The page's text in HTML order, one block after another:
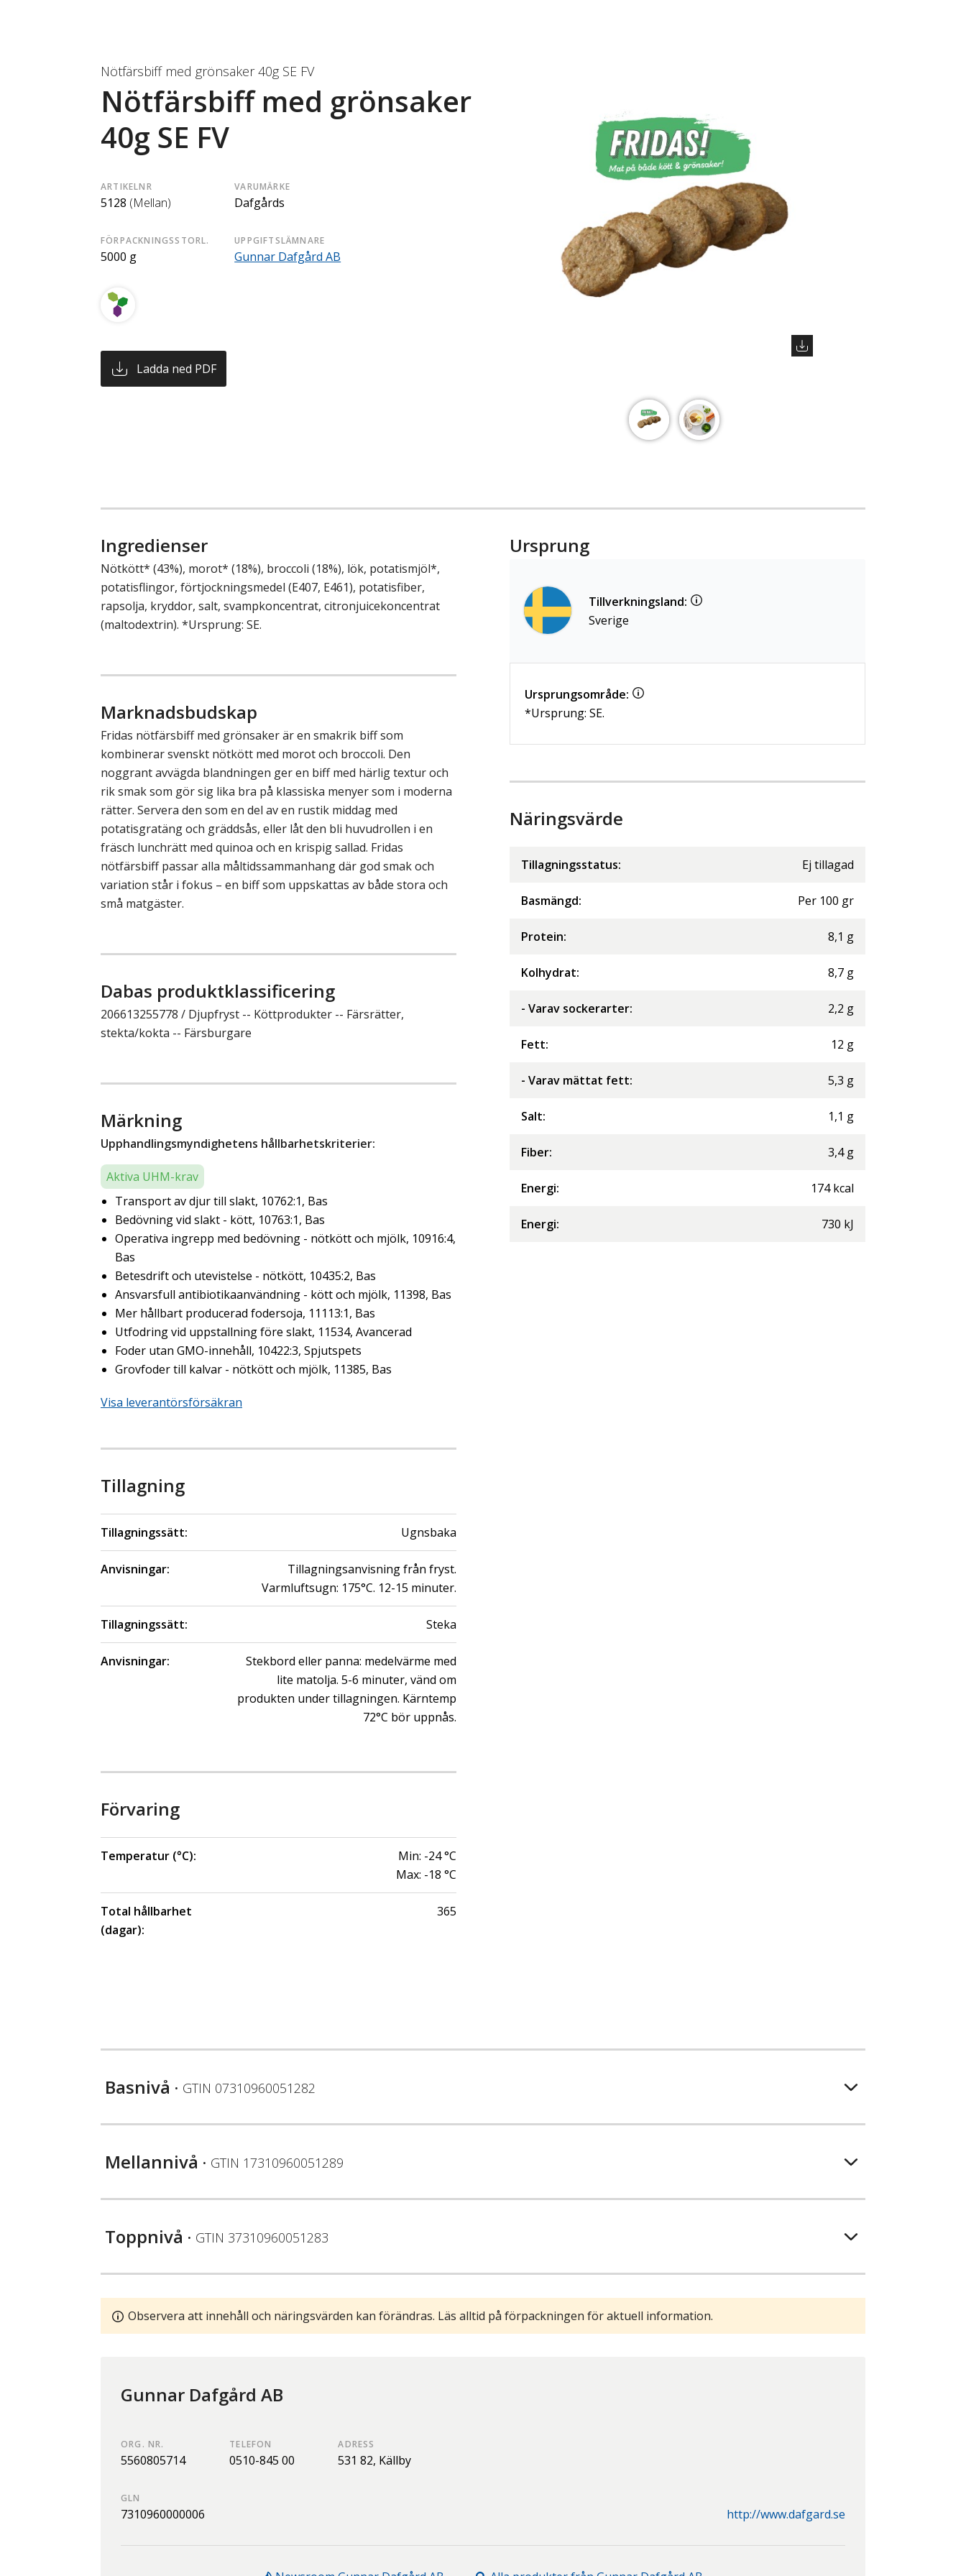
Nötfärsbiff med grönsaker 40g SE FV
Nötfärsbiff med grönsaker
40g SE FV
ARTIKELNR
5128 (Mellan)
VARUMÄRKE
Dafgårds
FÖRPACKNINGSSTORL.
5000 g
UPPGIFTSLÄMNARE
Gunnar Dafgård AB
Ladda ned PDF
Ingredienser
Nötkött* (43%), morot* (18%), broccoli (18%), lök, potatismjöl*,
potatisflingor, förtjockningsmedel (E407, E461), potatisfiber,
rapsolja, kryddor, salt, svampkoncentrat, citronjuicekoncentrat
(maltodextrin). *Ursprung: SE.
Marknadsbudskap
Fridas nötfärsbiff med grönsaker är en smakrik biff som
kombinerar svenskt nötkött med morot och broccoli. Den
noggrant avvägda blandningen ger en biff med härlig textur och
rik smak som gör sig lika bra på klassiska menyer som i moderna
rätter. Servera den som en del av en rustik middag med
potatisgratäng och gräddsås, eller låt den bli huvudrollen i en
fräsch lunchrätt med quinoa och en krispig sallad. Fridas
nötfärsbiff passar alla måltidssammanhang där god smak och
variation står i fokus – en biff som uppskattas av både stora och
små matgäster.
Dabas produktklassificering
206613255778 / Djupfryst -- Köttprodukter -- Färsrätter,
stekta/kokta -- Färsburgare
Märkning
Upphandlingsmyndighetens hållbarhetskriterier:
Aktiva UHM-krav
Transport av djur till slakt, 10762:1, Bas
Bedövning vid slakt - kött, 10763:1, Bas
Operativa ingrepp med bedövning - nötkött och mjölk, 10916:4,
Bas
Betesdrift och utevistelse - nötkött, 10435:2, Bas
Ansvarsfull antibiotikaanvändning - kött och mjölk, 11398, Bas
Mer hållbart producerad fodersoja, 11113:1, Bas
Utfodring vid uppstallning före slakt, 11534, Avancerad
Foder utan GMO-innehåll, 10422:3, Spjutspets
Grovfoder till kalvar - nötkött och mjölk, 11385, Bas
Visa leverantörsförsäkran
Tillagning
Tillagningssätt: Ugnsbaka
Anvisningar:
Tillagningsanvisning från fryst.
Varmluftsugn: 175°C. 12-15 minuter.
Tillagningssätt: Steka
Anvisningar:
Stekbord eller panna: medelvärme med
lite matolja. 5-6 minuter, vänd om
produkten under tillagningen. Kärntemp
72°C bör uppnås.
Förvaring
Temperatur (°C): Min: -24°C
Max: -18 °C
Total hållbarhet
(dagar):
365
Ursprung
Tillverkningsland:
Sverige
Ursprungsområde:
*Ursprung: SE.
Näringsvärde
Tillagningsstatus: Ej tillagad
Basmängd: Per 100 gr
Protein: 8,1 g
Kolhydrat: 8,7 g
- Varav sockerarter: 2,2 g
Fett: 12 g
- Varav mättat fett: 5,3 g
Salt: 1,1 g
Fiber: 3,4 g
Energi: 174 kcal
Energi: 730 kJ
Basnivå • GTIN 07310960051282
Mellannivå • GTIN 17310960051289
Toppnivå • GTIN 37310960051283
Observera att innehåll och näringsvärden kan förändras. Läs alltid på förpackningen för aktuell information.
Gunnar Dafgård AB
ORG. NR.
5560805714
GLN
7310960000006
TELEFON
0510-845 00
ADRESS
531 82, Källby
http://www.dafgard.se